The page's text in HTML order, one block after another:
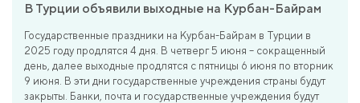
В Турции объявили выходные на Курбан-Байрам
Государственные праздники на Курбан-Байрам в Турции в
2025 году продлятся 4 дня. В четверг 5 июня – сокращенный
день, далее выходные продлятся с пятницы 6 июня по вторник
9 июня. В эти дни государственные учреждения страны будут
закрыты. Банки, почта и государственные учреждения будут